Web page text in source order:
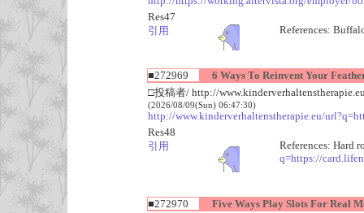
Res47
引用
References:
■272969
6 Ways To Reinvent Your
□投稿者/ http://
(2026/08/09(Sun) 06:47:30)
http://www.kinderverhaltenstherapie.eu/
Res48
引用
References: Hard
q=https://
■272970
Five Ways Play Slots For Real